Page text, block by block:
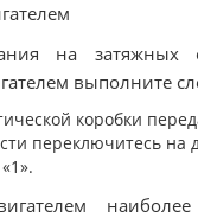
на затяжных
выполните
коробки
переключитесь на